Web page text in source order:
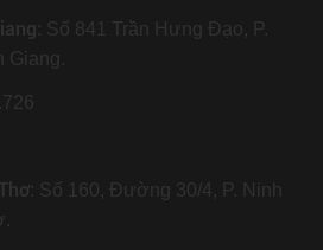
: Số 841 Trần Hưng Đạo, P.
Giang.
: Số 160, Đường 30/4, P. Ninh